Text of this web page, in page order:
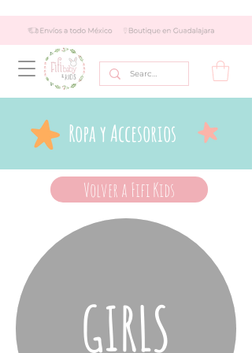
Ropa y Accesorios
Volver a Fifi Kids
GIRLS